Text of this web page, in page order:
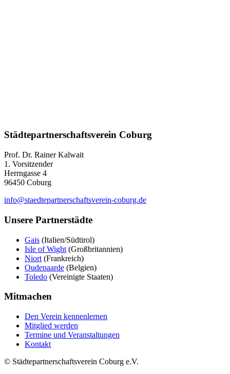
Städte­partner­schafts­verein Coburg
Prof. Dr. Rainer Kalwait
1. Vorsitzender
Herrngasse 4
96450 Coburg
info@staedtepartnerschaftsverein-coburg.de
Unsere Partnerstädte
Gais (Italien/Südtirol)
Isle of Wight (Großbritannien)
Niort (Frankreich)
Oudenaarde (Belgien)
Toledo (Vereinigte Staaten)
Mitmachen
Den Verein kennenlernen
Mitglied werden
Termine und Veranstaltungen
Kontakt
© Städtepartnerschaftsverein Coburg e.V.